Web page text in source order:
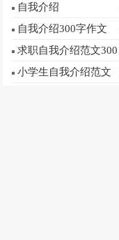
字自我介绍
自我介绍300字作文
求职自我介绍范文300
字小学生自我介绍范文